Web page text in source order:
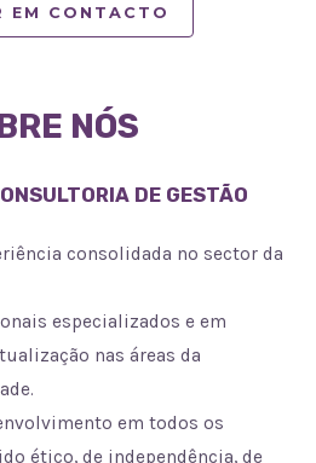
EM CONTACTO
NÓS
DE GESTÃO
consolidada no sector da
especializados e em
nas áreas da
em todos os
ético, de independência, de